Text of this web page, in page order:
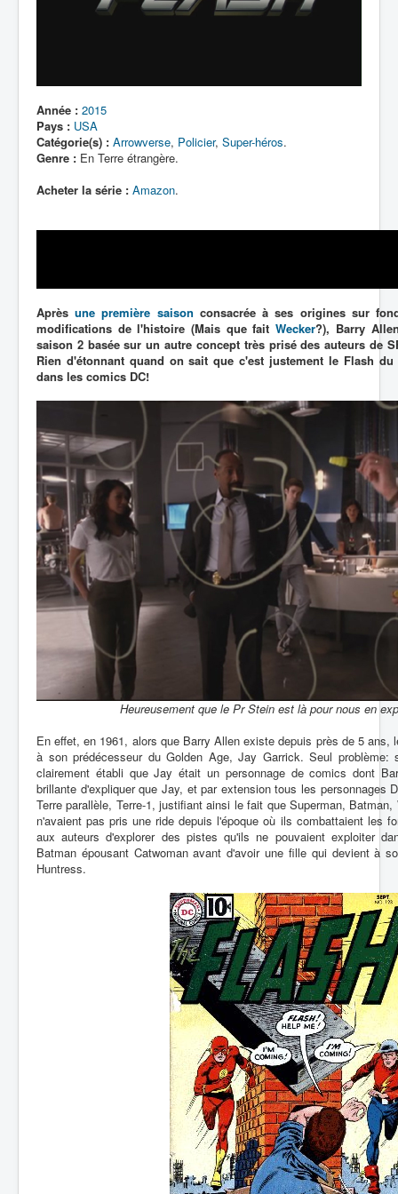
Année : 2015
Pays : USA
Catégorie(s) : Arrowverse, Policier, Super-héros.
Genre : En Terre étrangère.
Acheter la série : Amazon.
Aprèsune première saison consacrée à ses origines sur
modifications de l'histoire (Mais que faitWecker?), Barry
saison 2 basée sur un autre concept très prisé des auteurs de
Rien d'étonnant quand on sait que c'est justement le Flash
dans les comics DC!
Heureusement que le Pr Stein est là pour nous en
En effet, en 1961, alors que Barry Allen existe depuis près de 5 ans,
à son prédécesseur du Golden Age, Jay Garrick. Seul problème:
clairement établi que Jay était un personnage de comics dont
brillante d'expliquer que Jay, et par extension tous les personnages
Terre parallèle, Terre-1, justifiant ainsi le fait que Superman,
n'avaient pas pris une ride depuis l'époque où ils combattaient les
aux auteurs d'explorer des pistes qu'ils ne pouvaient exploiter
Batman épousant Catwoman avant d'avoir une fille qui devient à
Huntress.